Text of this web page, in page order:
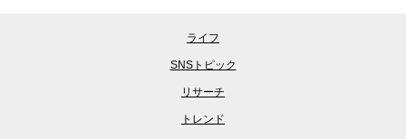
ライフ
SNSトピック
リサーチ
トレンド